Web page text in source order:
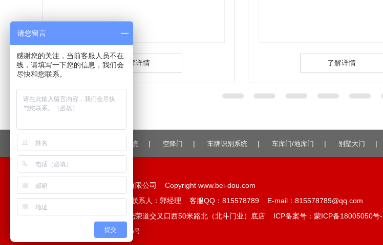
了解详情 了解详情
伸缩平移门 人脸识别系统 | 空降门 | 车牌识别系统 | 车库门/地库门 | 别墅大门 |
版权所有：包头市北斗门业有限公司 Copyright www.bei-dou.com
联系电话：13947216657 联系人：郭经理 客服QQ：815578789 E-mail：815578789@qq.com
公司地址：青山区科学路与光荣道交叉口西50米路北（北斗门业）底店 ICP备案号： 蒙ICP备18005050号-
蒙公网安备 15029002000305号
请您留言
感谢您的关注，当前客服人员不在
线，请填写一下您的信息，我们会
尽快和您联系。
提交